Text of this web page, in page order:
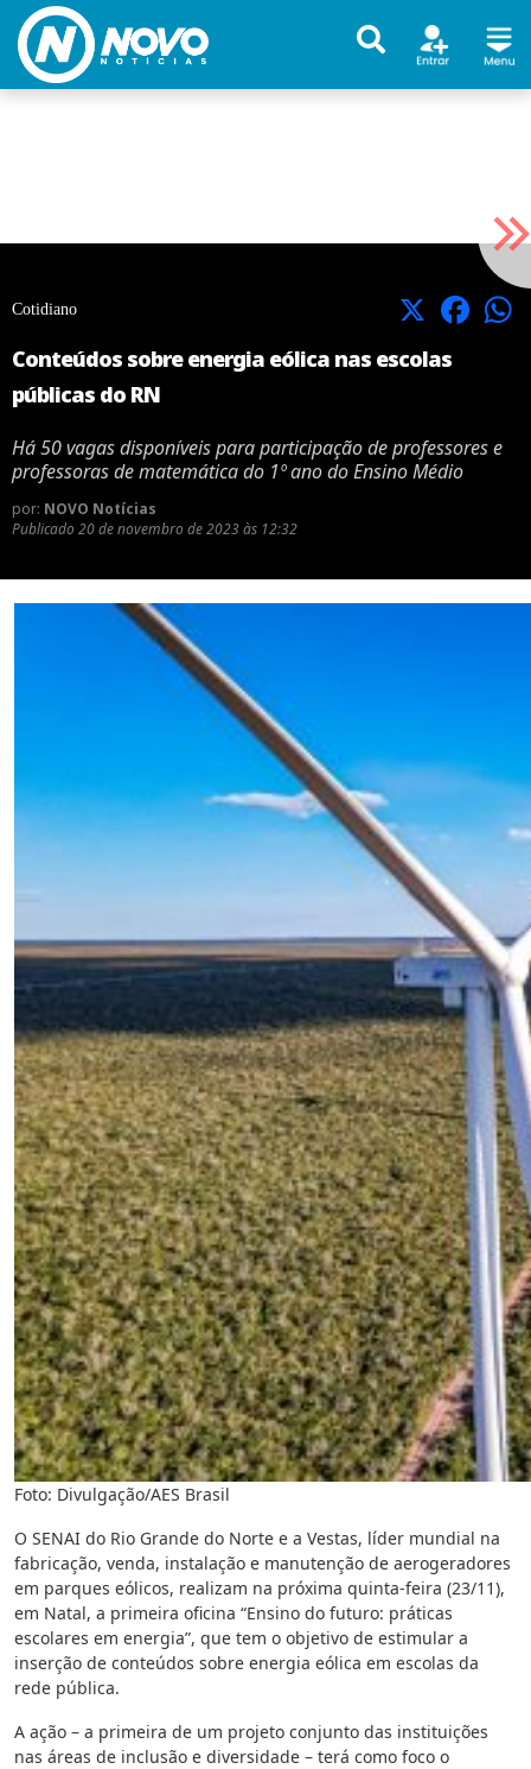
Cotidiano X Facebook
Conteúdos sobre energia eólica nas escolas
públicas do RN
Há 50 vagas disponíveis para participação de professores e
professoras de matemática do 1º ano do Ensino Médio
por: NOVO Notícias
Publicado 20 de novembro de 2023 às 12:32
Foto: Divulgação/AES Brasil
O SENAI do Rio Grande do Norte e a Vestas, líder mundial na
fabricação, venda, instalação e manutenção de aerogeradores
em parques eólicos, realizam na próxima quinta-feira (23/11),
em Natal, a primeira oficina “Ensino do futuro: práticas
escolares em energia”, que tem o objetivo de estimular a
inserção de conteúdos sobre energia eólica em escolas da
rede pública.
A ação – a primeira de um projeto conjunto das instituições
nas áreas de inclusão e diversidade – terá como foco o